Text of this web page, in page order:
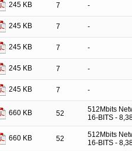
245 KB 7 -
245 KB 7 -
245 KB 7 -
245 KB 7 -
245 KB 7 -
660 KB 52
512Mbits
16-BITS -
660 KB 52
512Mbits
16-BITS -